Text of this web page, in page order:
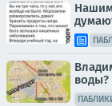
Нашим
воды?